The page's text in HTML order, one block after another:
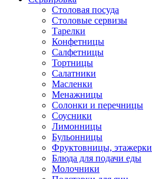
Столовая посуда
Столовые сервизы
Тарелки
Конфетницы
Салфетницы
Тортницы
Салатники
Масленки
Менажницы
Солонки и перечницы
Соусники
Лимонницы
Бульонницы
Фруктовницы, этажерки
Блюда для подачи еды
Молочники